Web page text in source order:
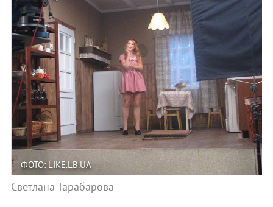
ФОТО: LIKE.LB.UA
Светлана Тарабарова